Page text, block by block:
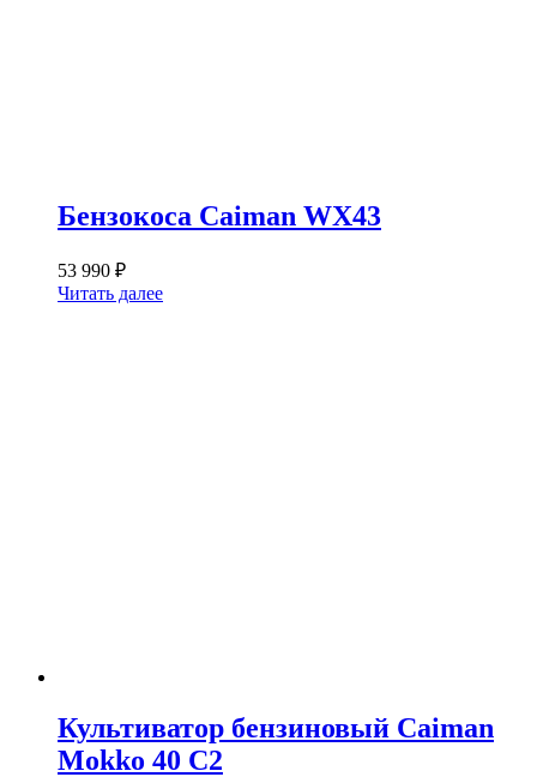
Бензокоса Caiman WX43
53 990 ₽
Читать далее
Культиватор бензиновый Caiman
Mokko 40 C2